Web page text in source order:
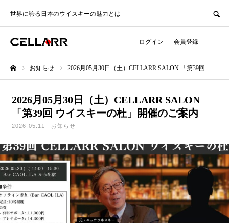
世界に誇る日本のウイスキーの魅力とは
ログイン 会員登録
お知らせ 2026月05月30日（土）CELLARR SALON 「第39回 ウイスキーの杜」開催のご案内
2026月05月30日（土）CELLARR SALON
「第39回 ウイスキーの杜」開催のご案内
2026.05.11 お知らせ